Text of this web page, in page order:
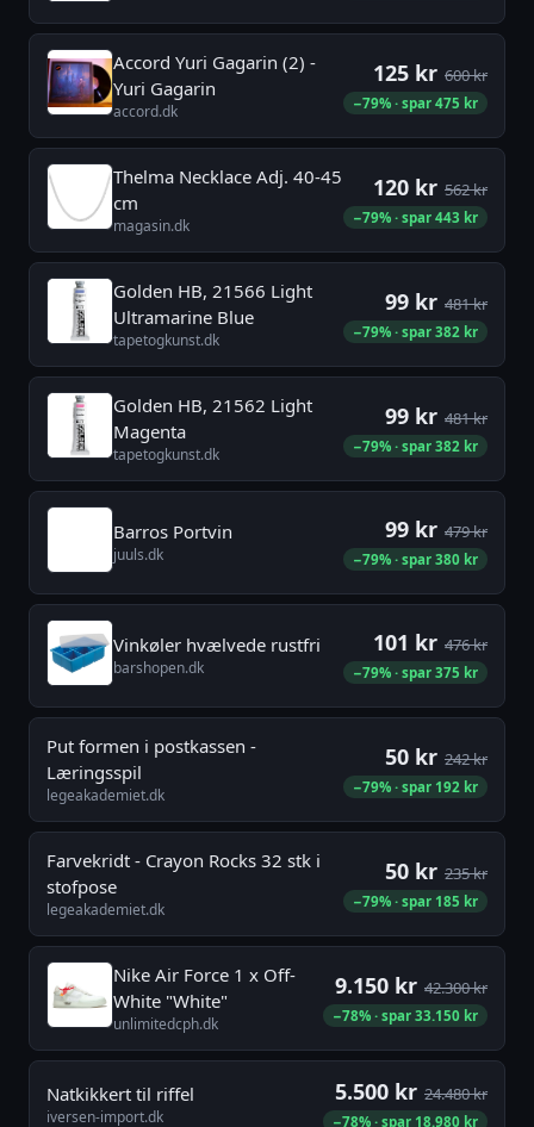
Accord Yuri Gagarin (2) -
Yuri Gagarin
accord.dk
125 kr 600 kr
−79% · spar 475 kr
Thelma Necklace Adj. 40-45
cm
magasin.dk
120 kr 562 kr
−79% · spar 443 kr
Golden HB, 21566 Light
Ultramarine Blue
tapetogkunst.dk
99 kr 481 kr
−79% · spar 382 kr
Golden HB, 21562 Light
Magenta
tapetogkunst.dk
99 kr 481 kr
−79% · spar 382 kr
Barros Portvin
juuls.dk
99 kr 479 kr
−79% · spar 380 kr
Vinkøler hvælvede rustfri
barshopen.dk
101 kr 476 kr
−79% · spar 375 kr
Put formen i postkassen -
Læringsspil
legeakademiet.dk
50 kr 242 kr
−79% · spar 192 kr
Farvekridt - Crayon Rocks 32 stk i
stofpose
legeakademiet.dk
50 kr 235 kr
−79% · spar 185 kr
Nike Air Force 1 x Off-
White "White"
unlimitedcph.dk
9.150 kr 42.300 kr
−78% · spar 33.150 kr
Natkikkert til riffel
iversen-import.dk
5.500 kr 24.480 kr
−78% · spar 18.980 kr